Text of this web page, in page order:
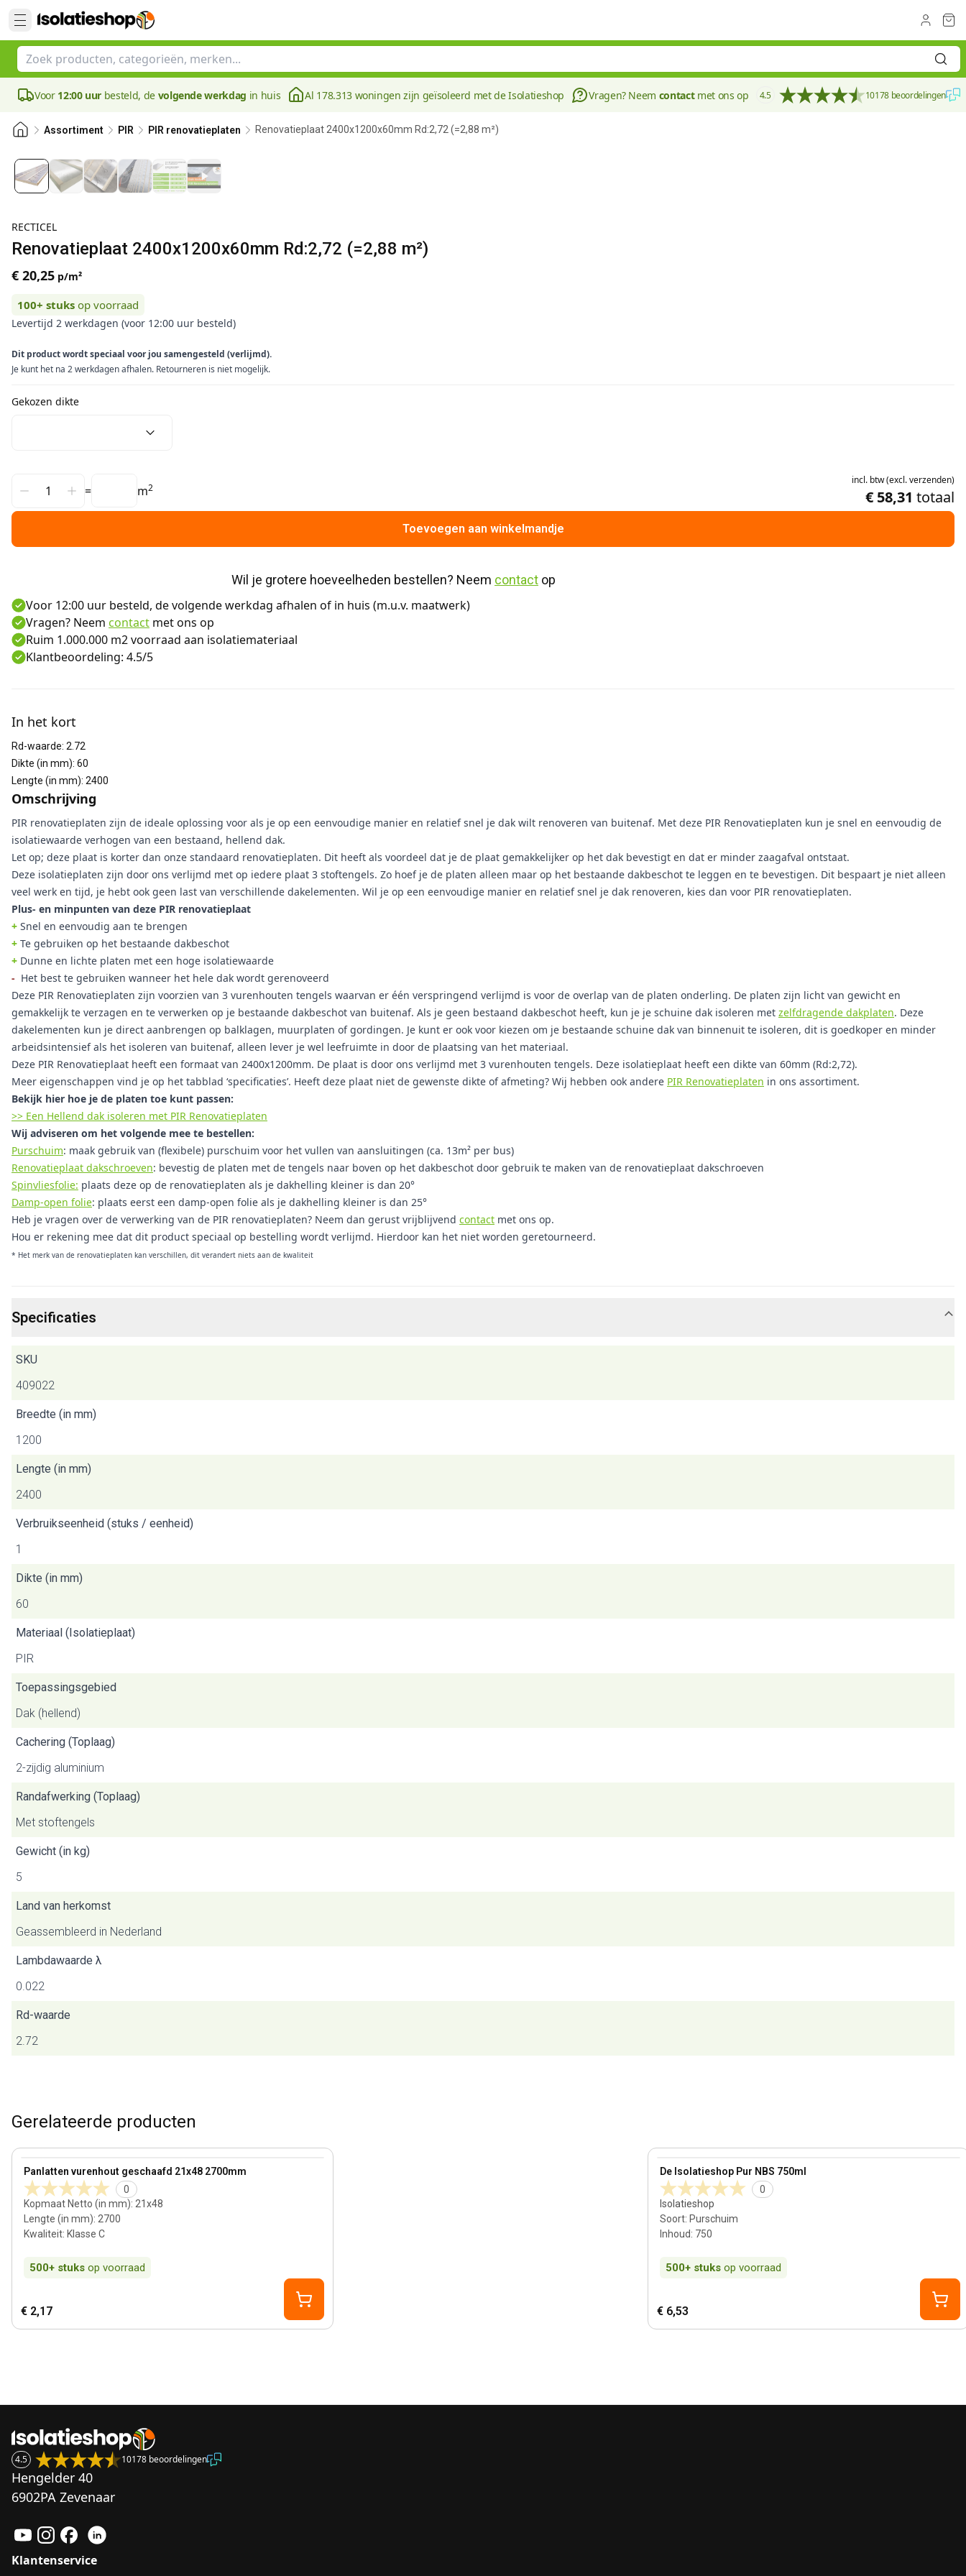
Voor 12:00 uur besteld, de volgende werkdag in huis Al 178.313 woningen zijn geïsoleerd met de Isolatieshop Vragen? Neem contactmet ons op 4.5 10178 beoordelingen
Assortiment PIR PIR renovatieplaten Renovatieplaat 2400x1200x60mm Rd:2,72 (=2,88 m²)
RECTICEL
Renovatieplaat 2400x1200x60mm Rd:2,72 (=2,88 m²)
€ 20,25 p/m²
100+ stuks op voorraad
Levertijd 2 werkdagen (voor 12:00 uur besteld)
Dit product wordt speciaal voor jou samengesteld (verlijmd).
Je kunt het na 2 werkdagen afhalen. Retourneren is niet mogelijk.
Gekozen dikte
= m2
incl. btw(excl.verzenden)
€ 58,31 totaal
Toevoegen aan winkelmandje
Wil je grotere hoeveelheden bestellen? Neem contact op
Voor 12:00 uur besteld, de volgende werkdag afhalen of in huis (m.u.v. maatwerk)
Vragen? Neem contact met ons op
Ruim 1.000.000 m2 voorraad aan isolatiemateriaal
Klantbeoordeling: 4.5/5
In het kort
Rd-waarde: 2.72
Dikte (in mm): 60
Lengte (in mm): 2400
Omschrijving
PIR renovatieplaten zijn de ideale oplossing voor als je op een eenvoudige manier en relatief snel je dak wilt renoveren van buitenaf. Met deze PIR Renovatieplaten kun je snel en eenvoudig de
isolatiewaarde verhogen van een bestaand, hellend dak.
Let op; deze plaat is korter dan onze standaard renovatieplaten. Dit heeft als voordeel dat je de plaat gemakkelijker op het dak bevestigt en dat er minder zaagafval ontstaat.
Deze isolatieplaten zijn door ons verlijmd met op iedere plaat 3 stoftengels. Zo hoef je de platen alleen maar op het bestaande dakbeschot te leggen en te bevestigen. Dit bespaart je niet alleen
veel werk en tijd, je hebt ook geen last van verschillende dakelementen. Wil je op een eenvoudige manier en relatief snel je dak renoveren, kies dan voor PIR renovatieplaten.
Plus- en minpunten van deze PIR renovatieplaat
+ Snel en eenvoudig aan te brengen
+ Te gebruiken op het bestaande dakbeschot
+ Dunne en lichte platen met een hoge isolatiewaarde
- Het best te gebruiken wanneer het hele dak wordt gerenoveerd
Deze PIR Renovatieplaten zijn voorzien van 3 vurenhouten tengels waarvan er één verspringend verlijmd is voor de overlap van de platen onderling. De platen zijn licht van gewicht en
gemakkelijk te verzagen en te verwerken op je bestaande dakbeschot van buitenaf. Als je geen bestaand dakbeschot heeft, kun je je schuine dak isoleren met zelfdragende dakplaten. Deze
dakelementen kun je direct aanbrengen op balklagen, muurplaten of gordingen. Je kunt er ook voor kiezen om je bestaande schuine dak van binnenuit te isoleren, dit is goedkoper en minder
arbeidsintensief als het isoleren van buitenaf, alleen lever je wel leefruimte in door de plaatsing van het materiaal.
Deze PIR Renovatieplaat heeft een formaat van 2400x1200mm. De plaat is door ons verlijmd met 3 vurenhouten tengels. Deze isolatieplaat heeft een dikte van 60mm (Rd:2,72).
Meer eigenschappen vind je op het tabblad ‘specificaties’. Heeft deze plaat niet de gewenste dikte of afmeting? Wij hebben ook andere PIR Renovatieplaten in ons assortiment.
Bekijk hier hoe je de platen toe kunt passen:
>> Een Hellend dak isoleren met PIR Renovatieplaten
Wij adviseren om het volgende mee te bestellen:
Purschuim: maak gebruik van (flexibele) purschuim voor het vullen van aansluitingen (ca. 13m² per bus)
Renovatieplaat dakschroeven: bevestig de platen met de tengels naar boven op het dakbeschot door gebruik te maken van de renovatieplaat dakschroeven
Spinvliesfolie: plaats deze op de renovatieplaten als je dakhelling kleiner is dan 20°
Damp-open folie: plaats eerst een damp-open folie als je dakhelling kleiner is dan 25°
Heb je vragen over de verwerking van de PIR renovatieplaten? Neem dan gerust vrijblijvend contact met ons op.
Hou er rekening mee dat dit product speciaal op bestelling wordt verlijmd. Hierdoor kan het niet worden geretourneerd.
* Het merk van de renovatieplaten kan verschillen, dit verandert niets aan de kwaliteit
Specificaties
SKU
409022
Breedte (in mm)
1200
Lengte (in mm)
2400
Verbruikseenheid (stuks / eenheid)
1
Dikte (in mm)
60
Materiaal (Isolatieplaat)
PIR
Toepassingsgebied
Dak (hellend)
Cachering (Toplaag)
2-zijdig aluminium
Randafwerking (Toplaag)
Met stoftengels
Gewicht (in kg)
5
Land van herkomst
Geassembleerd in Nederland
Lambdawaarde λ
0.022
Rd-waarde
2.72
Gerelateerde producten
Panlatten vurenhout geschaafd 21x48 2700mm
0
Kopmaat Netto (in mm): 21x48
Lengte (in mm): 2700
Kwaliteit: Klasse C
500+ stuks op voorraad
View product
€ 2,17
De Isolatieshop Pur NBS 750ml
0
Isolatieshop
Soort: Purschuim
Inhoud: 750
500+ stuks op voorraad
View product
€ 6,53
4.5 10178 beoordelingen
Hengelder 40
6902PA Zevenaar
Klantenservice